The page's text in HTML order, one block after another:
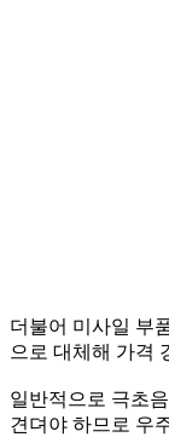
더불어 미사일 부
으로 대체해 가격
일반적으로 극초
견뎌야 하므로 우